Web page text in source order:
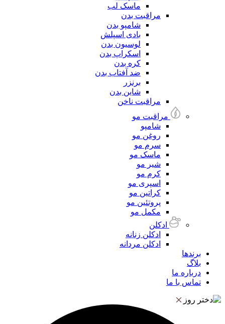
ماسک لب
مراقبت بدن
شامپو بدن
بادی اسپلش
لوسیون بدن
اسکراپ بدن
کره بدن
ضد آفتاب بدن
برنزر
شاین بدن
مراقبت ناخن
مراقبت مو
شامپو
روغن مو
سرم مو
ماسک مو
شیر مو
کرم مو
اسپری مو
کراتین مو
پروتئین مو
مکمل مو
ادکلن
ادکلن زنانه
ادکلن مردانه
برندها
بلاگ
درباره ما
تماس با ما